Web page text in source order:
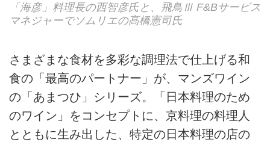
「海彦」料理長の西智彦氏と、飛鳥Ⅲ F&Bサービス
マネジャーでソムリエの髙橋憲司氏
さまざまな食材を多彩な調理法で仕上げる和
食の「最高のパートナー」が、マンズワイン
の「あまつひ」シリーズ。「日本料理のため
のワイン」をコンセプトに、京料理の料理人
とともに生み出した、特定の日本料理の店の